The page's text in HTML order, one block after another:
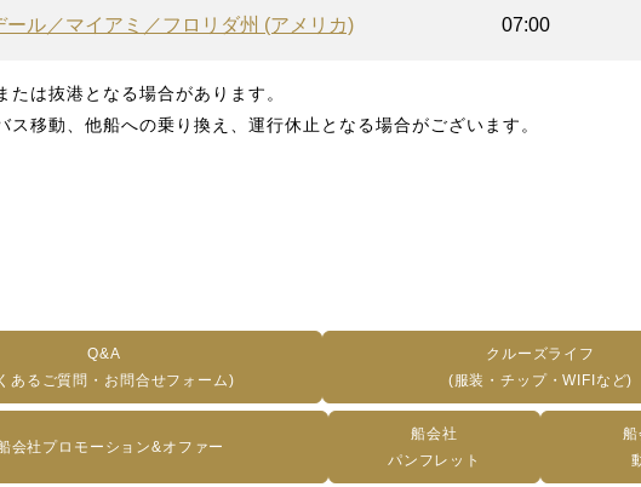
ール／マイアミ／フロリダ州 (アメリカ) 07:00
は抜港となる場合があります。
移動、他船への乗り換え、運行休止となる場合がございます。
Q&A
あるご質問・お問合せフォーム)
クルーズライフ
(服装・チップ・WIFIなど)
会社プロモーション&オファー
船会社
パンフレット
船